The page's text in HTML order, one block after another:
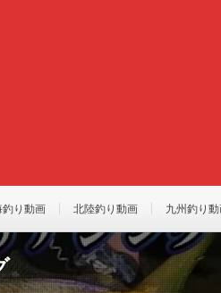
釣り動画 北陸釣り動画 九州釣り